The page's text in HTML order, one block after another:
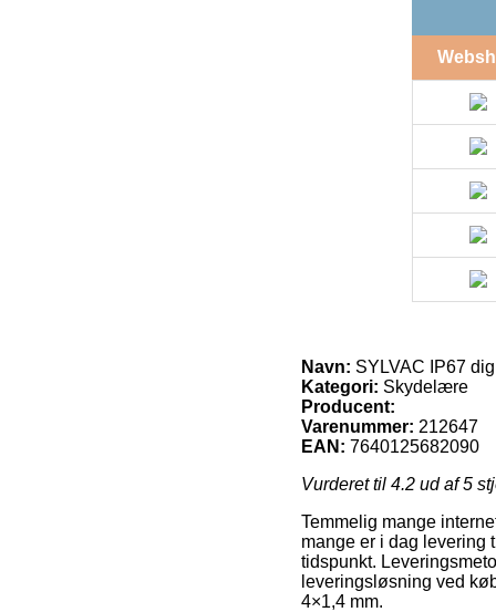
Navn: SYLVAC IP67
Kategori: Skydelære
Producent:
Varenummer: 212647
EAN: 7640125682090
Vurderet til 4.2 ud af 5
Temmelig mange
mange er i dag levering
tidspunkt.
leveringsløsning ved
4×1,4 mm.